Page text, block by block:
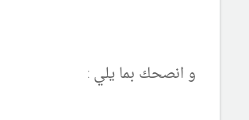
و انصحك بما يلي :